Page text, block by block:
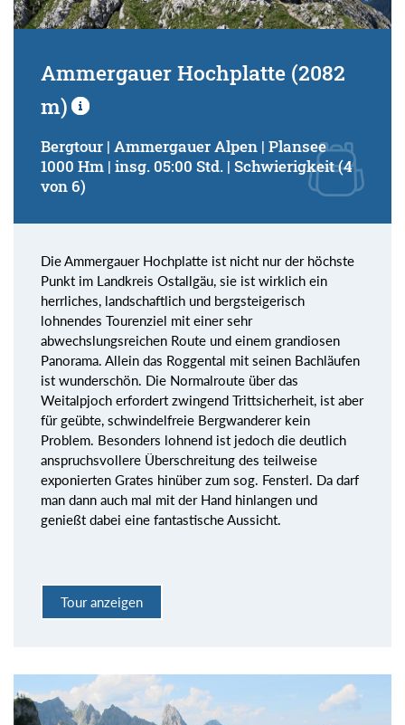
Ammergauer Hochplatte (2082
m)
Bergtour | Ammergauer Alpen | Plansee
1000 Hm | insg. 05:00 Std. | Schwierigkeit (4
von 6)
Die Ammergauer Hochplatte ist nicht nur der höchste
Punkt im Landkreis Ostallgäu, sie ist wirklich ein
herrliches, landschaftlich und bergsteigerisch
lohnendes Tourenziel mit einer sehr
abwechslungsreichen Route und einem grandiosen
Panorama. Allein das Roggental mit seinen Bachläufen
ist wunderschön. Die Normalroute über das
Weitalpjoch erfordert zwingend Trittsicherheit, ist aber
für geübte, schwindelfreie Bergwanderer kein
Problem. Besonders lohnend ist jedoch die deutlich
anspruchsvollere Überschreitung des teilweise
exponierten Grates hinüber zum sog. Fensterl. Da darf
man dann auch mal mit der Hand hinlangen und
genießt dabei eine fantastische Aussicht.
Tour anzeigen